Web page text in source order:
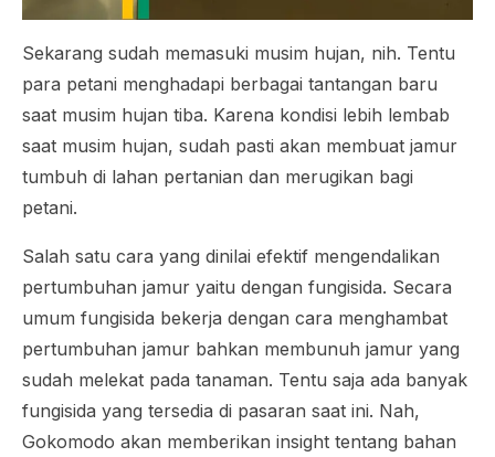
Sekarang sudah memasuki musim hujan, nih. Tentu
para petani menghadapi berbagai tantangan baru
saat musim hujan tiba. Karena kondisi lebih lembab
saat musim hujan, sudah pasti akan membuat jamur
tumbuh di lahan pertanian dan merugikan bagi
petani.
Salah satu cara yang dinilai efektif mengendalikan
pertumbuhan jamur yaitu dengan fungisida. Secara
umum fungisida bekerja dengan cara menghambat
pertumbuhan jamur bahkan membunuh jamur yang
sudah melekat pada tanaman. Tentu saja ada banyak
fungisida yang tersedia di pasaran saat ini. Nah,
Gokomodo akan memberikan insight tentang bahan